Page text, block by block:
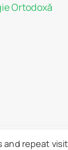
Ortodoxă
repeat